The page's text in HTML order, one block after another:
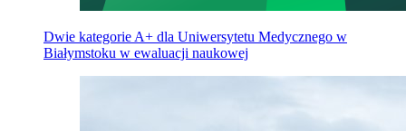
Dwie kategorie A+ dla Uniwersytetu Medycznego w
Białymstoku w ewaluacji naukowej